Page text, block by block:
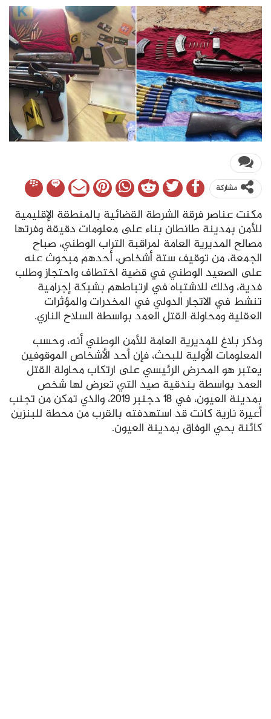
مشاركة
مكنت عناصر فرقة الشرطة القضائية بالمنطقة الإقليمية
للأمن بمدينة طانطان بناء على معلومات دقيقة وفرتها
مصالح المديرية العامة لمراقبة التراب الوطني، صباح
الجمعة، من توقيف ستة أشخاص، أحدهم مبحوث عنه
على الصعيد الوطني في قضية اختطاف واحتجاز وطلب
فدية، وذلك للاشتباه في ارتباطهم بشبكة إجرامية
تنشط في الاتجار الدولي في المخدرات والمؤثرات
العقلية ومحاولة القتل العمد بواسطة السلاح الناري.
وذكر بلاغ للمديرية العامة للأمن الوطني أنه، وحسب
المعلومات الأولية للبحث، فإن أحد الأشخاص الموقوفين
يعتبر هو المحرض الرئيسي على ارتكاب محاولة القتل
العمد بواسطة بندقية صيد التي تعرض لها شخص
بمدينة العيون، في 18 دجنبر 2019، والذي تمكن من تجنب
أعيرة نارية كانت قد استهدفته بالقرب من محطة للبنزين
كائنة بحي الوفاق بمدينة العيون.